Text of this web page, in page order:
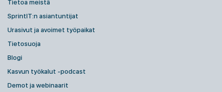
Tietoa meistä
SprintIT:n asiantuntijat
Urasivut ja avoimet työpaikat
Tietosuoja
Blogi
Kasvun työkalut -podcast
Demot ja webinaarit